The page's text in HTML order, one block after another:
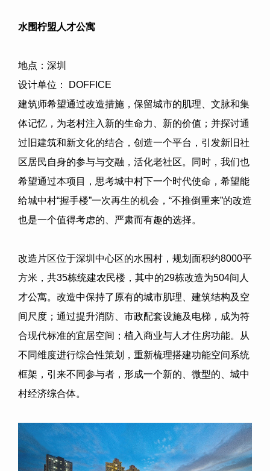
水围柠盟人才公寓
地点：深圳
设计单位：
DOFFICE
建筑师希望通过改造措施，保留城市的肌理、文脉和集
体记忆，为老村注入新的生命力、新的价值；并探讨通
过旧建筑和新文化的结合，创造一个平台，引发新旧社
区居民自身的参与与交融，活化老社区。同时，我们也
希望通过本项目，思考城中村下一个时代使命，希望能
给城中村“握手楼”一次再生的机会，“不推倒重来”的改造
也是一个值得考虑的、严肃而有趣的选择。
改造片区位于深圳中心区的水围村，规划面积约8000平
方米，共35栋统建农民楼，其中的29栋改造为504间人
才公寓。改造中保持了原有的城市肌理、建筑结构及空
间尺度；通过提升消防、市政配套设施及电梯，成为符
合现代标准的宜居空间；植入商业与人才住房功能。从
不同维度进行综合性策划，重新梳理搭建功能空间系统
框架，引来不同参与者，形成一个新的、微型的、城中
村经济综合体。